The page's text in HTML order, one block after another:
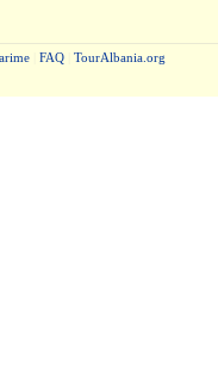
FAQ TourAlbania.org